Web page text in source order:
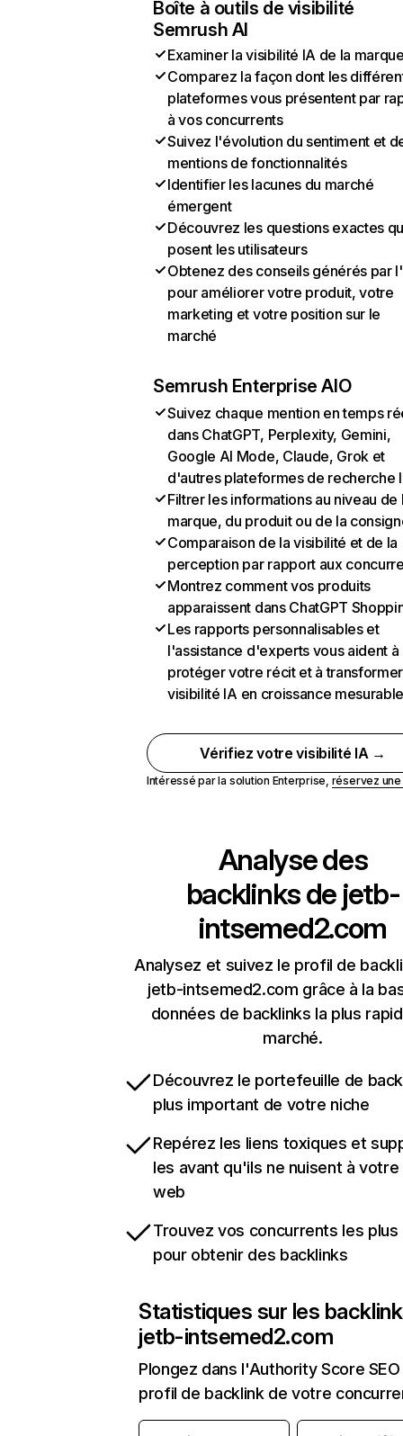
Boîte à outils de visibilité
Semrush AI
Examiner la visibilité IA de la
Comparez la façon dont les
plateformes vous présentent par
à vos concurrents
Suivez l'évolution du sentiment et
mentions de fonctionnalités
Identifier les lacunes du marché
émergent
Découvrez les questions exactes
posent les utilisateurs
Obtenez des conseils générés par
pour améliorer votre produit, votre
marketing et votre position sur le
marché
Semrush Enterprise AIO
Suivez chaque mention en temps
dans ChatGPT, Perplexity, Gemini,
Google AI Mode, Claude, Grok et
d'autres plateformes de recherche
Filtrer les informations au niveau de
marque, du produit ou de la
Comparaison de la visibilité et de la
perception par rapport aux
Montrez comment vos produits
apparaissent dans ChatGPT
Les rapports personnalisables et
l'assistance d'experts vous aident à
protéger votre récit et à
visibilité IA en croissance
Vérifiez votre visibilité IA →
Intéressé par la solution Enterprise, réservez
Analyse des
backlinks de jetb-
intsemed2.com
Analysez et suivez le profil de
jetb-intsemed2.com grâce à la
données de backlinks la plus
marché.
Découvrez le portefeuille de
plus important de votre niche
Repérez les liens toxiques et
les avant qu'ils ne nuisent à
web
Trouvez vos concurrents les
pour obtenir des backlinks
Statistiques sur les
jetb-intsemed2.com
Plongez dans l'Authority Score
profil de backlink de votre